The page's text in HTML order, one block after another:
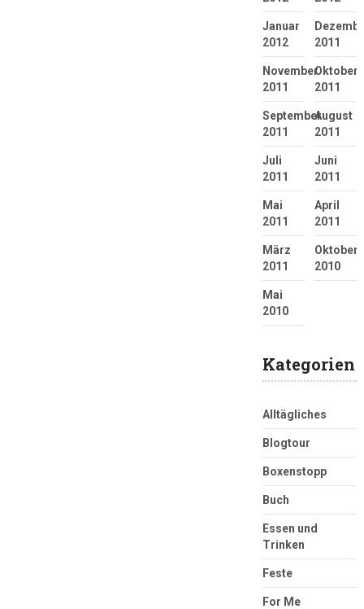
Januar
2012
2011
November
2011
Oktober
2011
September
2011
August
2011
Juli
2011
Juni
2011
Mai
2011
April
2011
März
2011
Oktober
2010
Mai
2010
Kategorien
Alltägliches
Blogtour
Boxenstopp
Buch
Essen und
Trinken
Feste
For Me